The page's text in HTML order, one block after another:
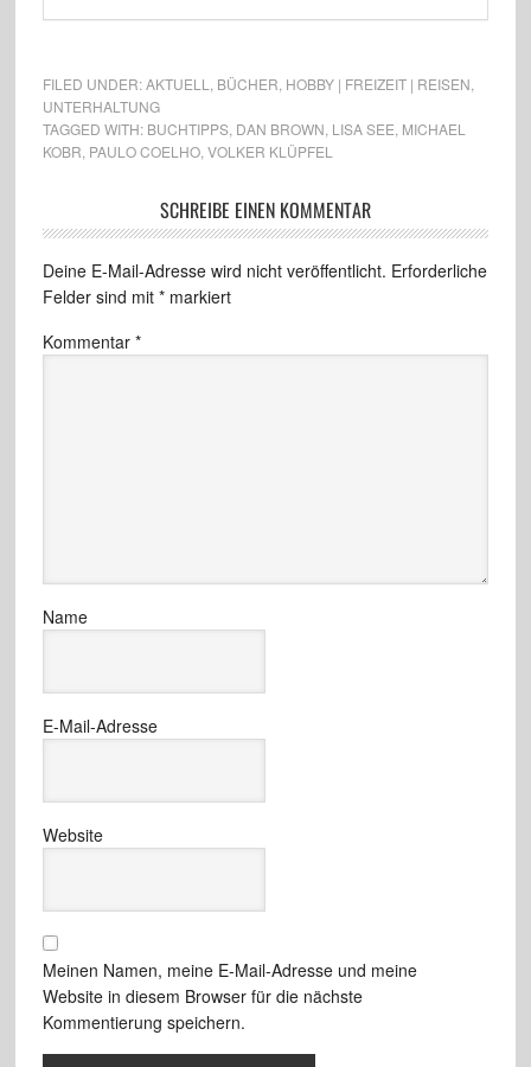
FILED UNDER:AKTUELL BÜCHER HOBBY | FREIZEIT | REISEN
UNTERHALTUNG
TAGGED WITH: BUCHTIPPS, DAN BROWN LISA SEE MICHAEL
KOBR PAULO COELHO, VOLKER KLÜPFEL
SCHREIBE EINEN KOMMENTAR
Deine E-Mail-Adresse wird nicht veröffentlicht. Erforderliche
Felder sind mit *markiert
Kommentar *
Name
E-Mail-Adresse
Website
Meinen Namen, meine E-Mail-Adresse und meine
Website in diesem Browser für die nächste
Kommentierung speichern.